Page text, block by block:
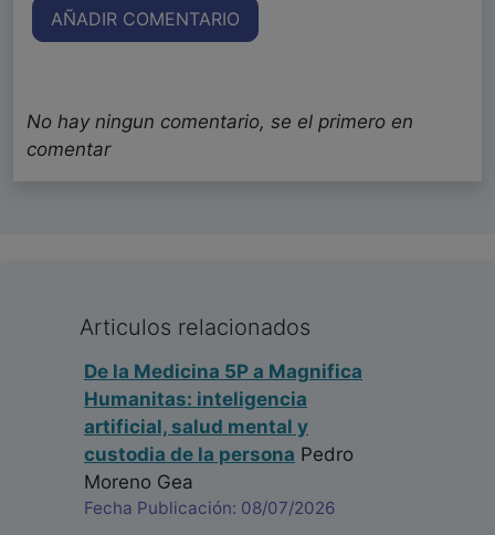
AÑADIR COMENTARIO
No hay ningun comentario, se el primero en
comentar
Articulos relacionados
De la Medicina 5P a Magnifica
Humanitas: inteligencia
artificial, salud mental y
custodia de la persona Pedro
Moreno Gea
Fecha Publicación: 08/07/2026